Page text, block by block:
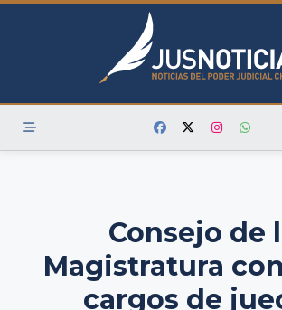
Skip
Consejo de
Magistratura
cargos de